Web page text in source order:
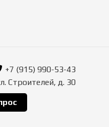
+7 (915) 990-53-43
Строителей, д. 30